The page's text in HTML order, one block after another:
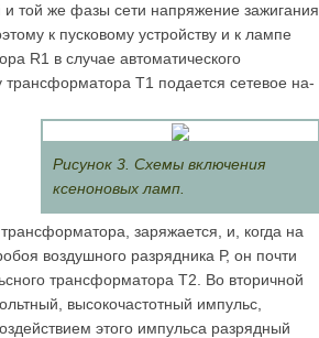
и той же фазы сети напряжение зажигания
к пусковому устройству и к лампе
R1 в случае автоматического
Т1 подается сетевое на­
Рисунок 3. Схемы включения
ксеноновых ламп.
заряжается, и, когда на
воздушного разрядника Р, он почти
трансформа­тора Т2. Во вторичной
высокочастотный им­пульс,
этого импульса разрядный